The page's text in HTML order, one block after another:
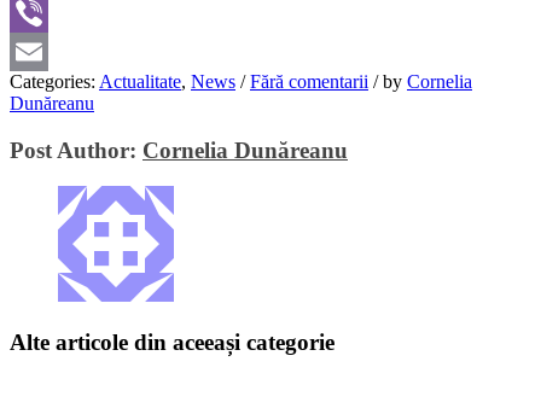
WhatsApp
Viber
Email
Categories: Actualitate, News / Fără comentarii /by Cornelia
Dunăreanu
Post Author: Cornelia Dunăreanu
Alte articole din aceeași categorie